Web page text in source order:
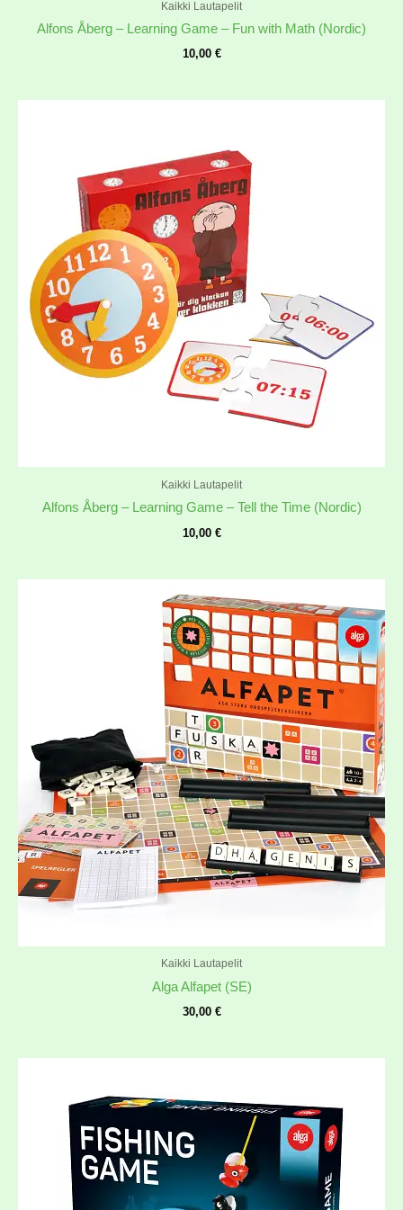
Kaikki Lautapelit
Alfons Åberg – Learning Game – Fun with Math (Nordic)
10,00 €
Kaikki Lautapelit
Alfons Åberg – Learning Game – Tell the Time (Nordic)
10,00 €
Kaikki Lautapelit
Alga Alfapet (SE)
30,00 €